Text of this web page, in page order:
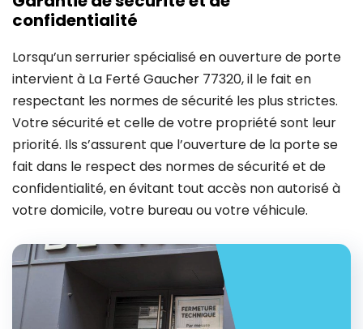
confidentialité
Lorsqu’un serrurier spécialisé en ouverture de porte
intervient à La Ferté Gaucher 77320, il le fait en
respectant les normes de sécurité les plus strictes.
Votre sécurité et celle de votre propriété sont leur
priorité. Ils s’assurent que l’ouverture de la porte se
fait dans le respect des normes de sécurité et de
confidentialité, en évitant tout accès non autorisé à
votre domicile, votre bureau ou votre véhicule.